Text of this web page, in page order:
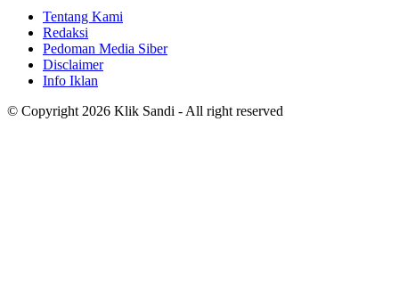
Tentang Kami
Redaksi
Pedoman Media Siber
Disclaimer
Info Iklan
© Copyright 2026 Klik Sandi - All right reserved